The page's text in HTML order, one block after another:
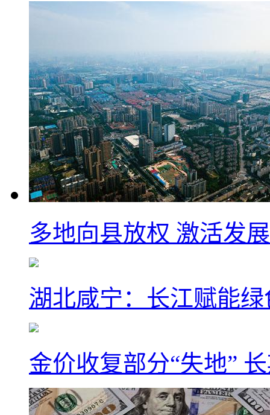
多地向县放权 激活发
湖北咸宁：长江赋能
金价收复部分“失地”